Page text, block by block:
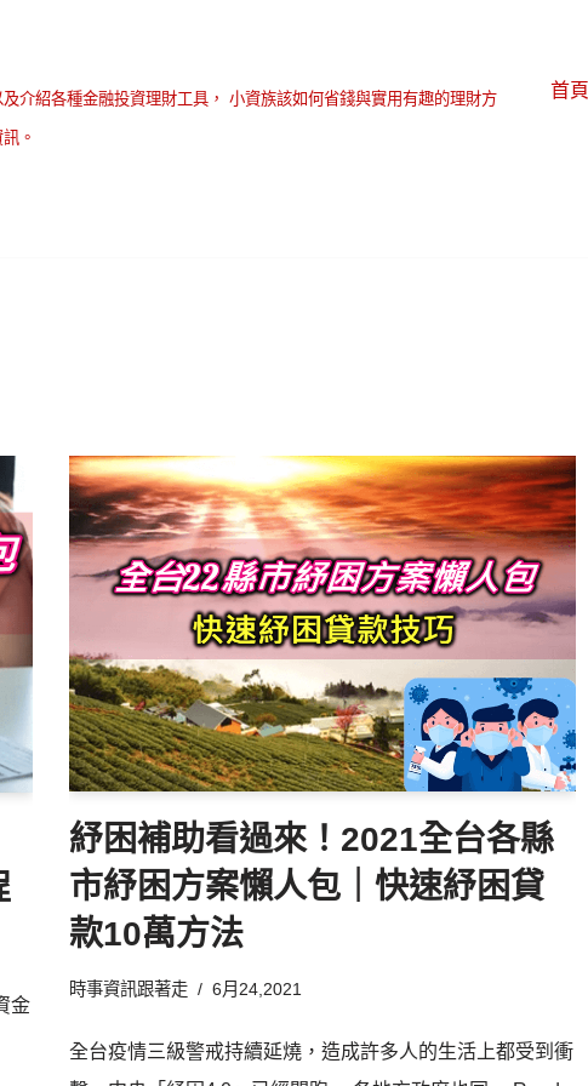
介紹各種金融投資理財工具， 小資族該如何省錢與實用有趣的理財方
。
首頁
金
紓困補助看過來！2021全台各縣
市紓困方案懶人包｜快速紓困貸
款10萬方法
時事資訊跟著走 6月24,2021
全台疫情三級警戒持續延燒，造成許多人的生活上都受到衝